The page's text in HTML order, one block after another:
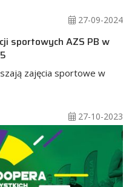
27-09-2024
sportowych AZS PB w
zajęcia sportowe w
27-10-2023